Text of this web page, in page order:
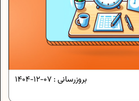
بروزرسانی : 07-12-1404